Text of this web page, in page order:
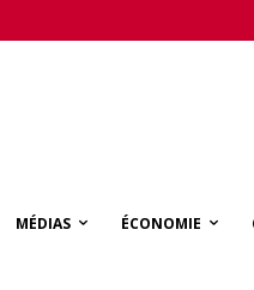
MÉDIAS ÉCONOMIE